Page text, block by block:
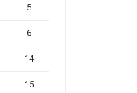
5
6
14
15